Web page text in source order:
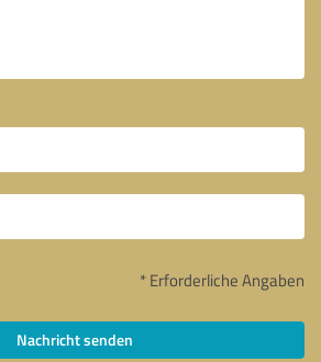
* Erforderliche Angaben
Nachricht senden